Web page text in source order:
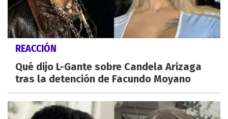
REACCIÓN
Qué dijo L-Gante sobre Candela Arizaga
tras la detención de Facundo Moyano